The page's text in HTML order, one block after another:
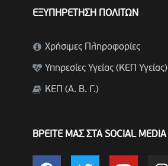
ΕΞΥΠΗΡΕΤΗΣΗ ΠΟΛΙΤΩΝ
Χρήσιμες Πληροφορίες
Υπηρεσίες Υγείας (ΚΕΠ Υγείας)
ΚΕΠ (Α. Β. Γ.)
ΒΡΕΙΤΕ ΜΑΣ ΣΤΑ SOCIAL MEDIA